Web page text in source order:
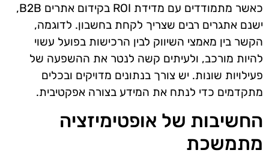
כאשר מתמודדים עם מדידת ROI בקידום אתרים B2B,
ישנם אתגרים רבים שצריך לקחת בחשבון. לדוגמה,
הקשר בין מאמצי השיווק לבין הרכישות בפועל עשוי
להיות מורכב, ולעיתים קשה לנטר את ההשפעה של
פעילויות שונות. יש צורך בנתונים מדויקים ובכלים
מתקדמים כדי לנתח את המידע בצורה אפקטיבית.
החשיבות של אופטימיזציה
מתמשכת